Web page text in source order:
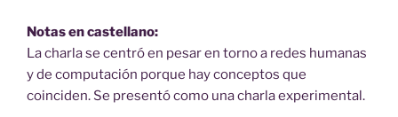
Notas en castellano:
La charla se centró en pesar en torno a redes humanas
y de computación porque hay conceptos que
coinciden. Se presentó como una charla experimental.